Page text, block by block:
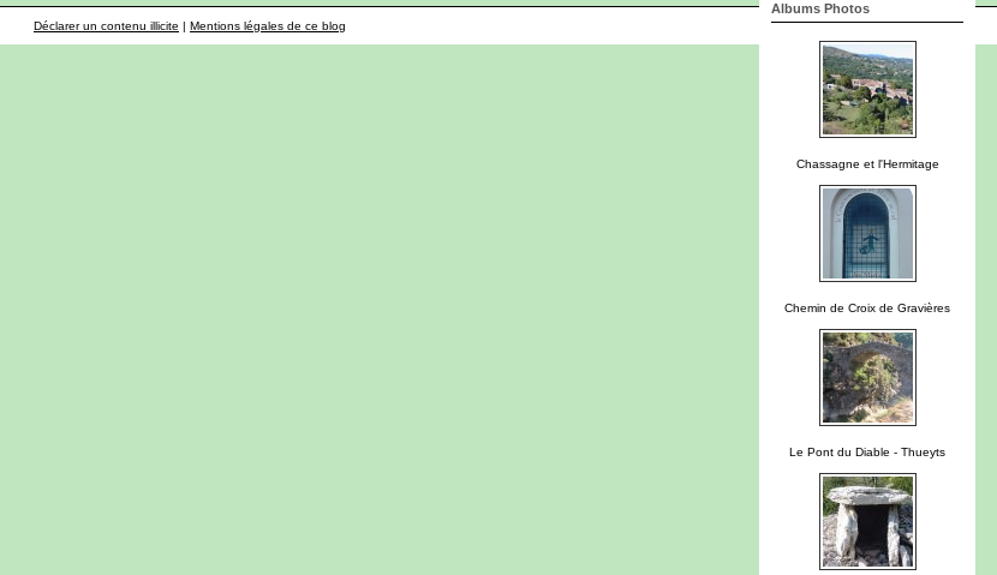
Albums Photos
Chassagne et l'Hermitage
Chemin de Croix de Gravières
Le Pont du Diable - Thueyts
Déclarer un contenu illicite | Mentions légales de ce blog